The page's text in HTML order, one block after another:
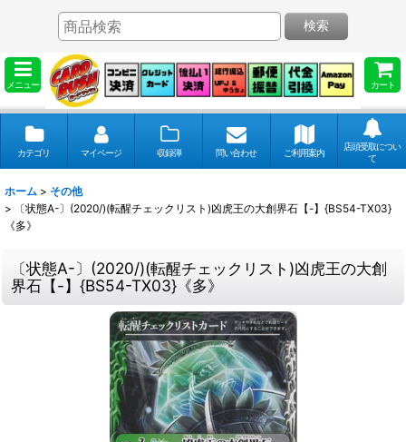
メニュー カート
検索
カテゴリ マイページ 収録弾 問い合わせ ご利用案内
店頭受取につい
て
ホーム > その他
>
〔状態A-〕(2020/)(転醒チェックリスト)凶虎王の大創界石【-】{BS54-TX03}
《多》
〔状態A-〕(2020/)(転醒チェックリスト)凶虎王の大創
界石【-】{BS54-TX03}《多》